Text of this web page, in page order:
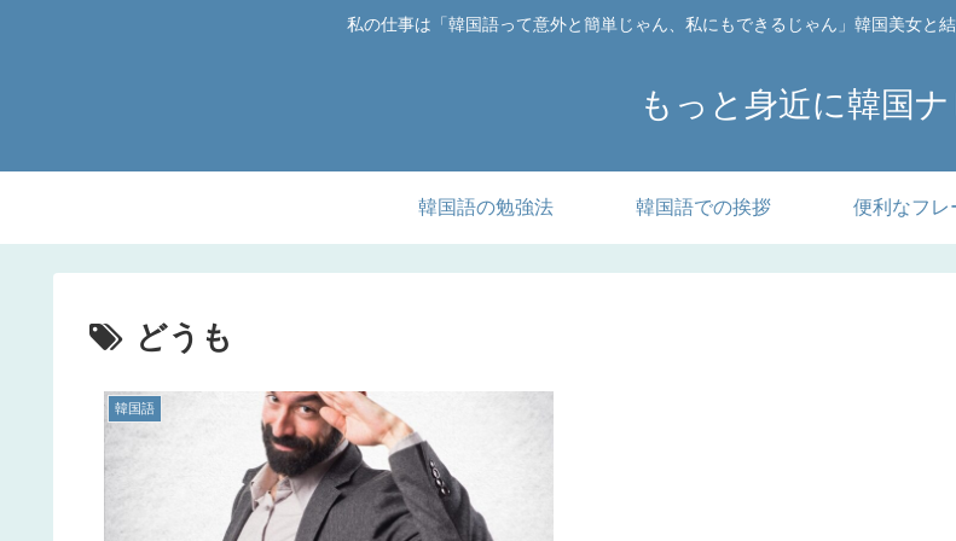
私の仕事は「韓国語って意外と簡単じゃん、私にもできるじゃん」韓国美女と
もっと身近に韓国
韓国語の勉強法 韓国語での挨拶 便利なフレ
どうも
韓国語